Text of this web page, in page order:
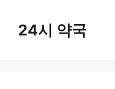
24시 약국